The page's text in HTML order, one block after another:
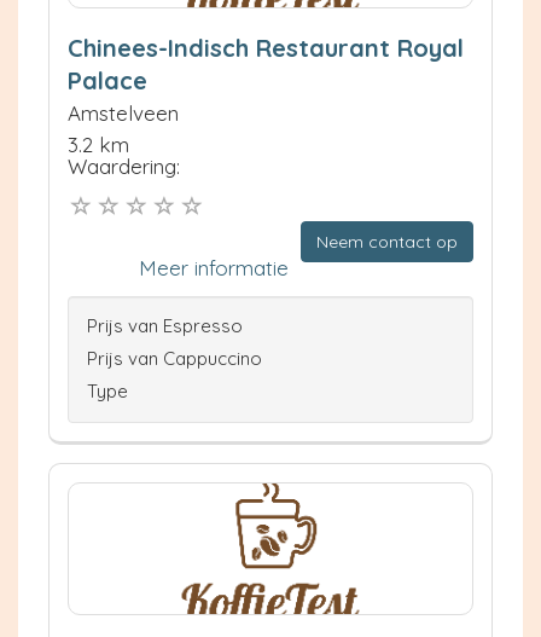
Chinees-Indisch Restaurant Royal
Palace
Amstelveen
3.2 km
Waardering:
Neem contact op
Meer informatie
Prijs van Espresso
Prijs van Cappuccino
Type